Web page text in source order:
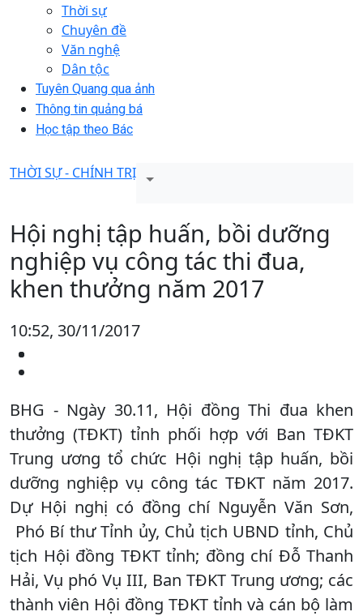
Thời sự
Chuyên đề
Văn nghệ
Dân tộc
Tuyên Quang qua ảnh
Thông tin quảng bá
Học tập theo Bác
THỜI SỰ - CHÍNH TRỊ
Hội nghị tập huấn, bồi dưỡng
nghiệp vụ công tác thi đua,
khen thưởng năm 2017
10:52, 30/11/2017
BHG - Ngày 30.11, Hội đồng Thi đua khen
thưởng (TĐKT) tỉnh phối hợp với Ban TĐKT
Trung ương tổ chức Hội nghị tập huấn, bồi
dưỡng nghiệp vụ công tác TĐKT năm 2017.
Dự Hội nghị có đồng chí Nguyễn Văn Sơn,
Phó Bí thư Tỉnh ủy, Chủ tịch UBND tỉnh, Chủ
tịch Hội đồng TĐKT tỉnh; đồng chí Đỗ Thanh
Hải, Vụ phó Vụ III, Ban TĐKT Trung ương; các
thành viên Hội đồng TĐKT tỉnh và cán bộ làm